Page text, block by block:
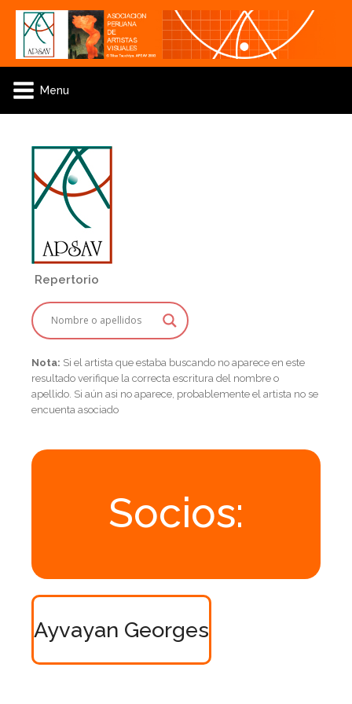
Menu
Repertorio
Nota: Si el artista que estaba buscando no aparece en este
resultado verifique la correcta escritura del nombre o
apellido. Si aún asi no aparece, probablemente el artista no se
encuenta asociado
Socios:
Ayvayan Georges